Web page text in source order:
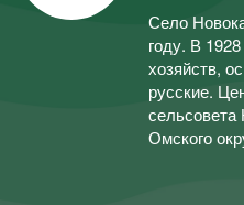
Село
году. В
хозяйств,
русские.
сельсовета
Омского